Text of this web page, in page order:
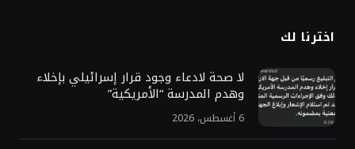
اخترنا لك
لا صحة لادعاء وجود قرار إسرائيلي بإخلاء
وهدم المدرسة “الأمريكية”
6 أغسطس، 2026